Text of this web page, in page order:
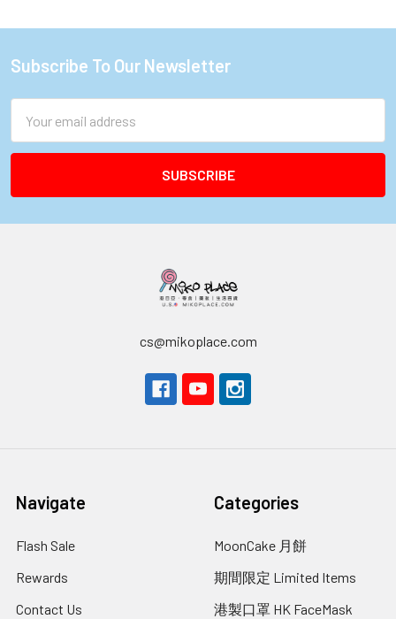
Footer
Subscribe To Our Newsletter
Address
cs@mikoplace.com
Navigate
Flash Sale
Rewards
Contact Us
Categories
MoonCake 月餅
期間限定 Limited Items
港製口罩 HK FaceMask